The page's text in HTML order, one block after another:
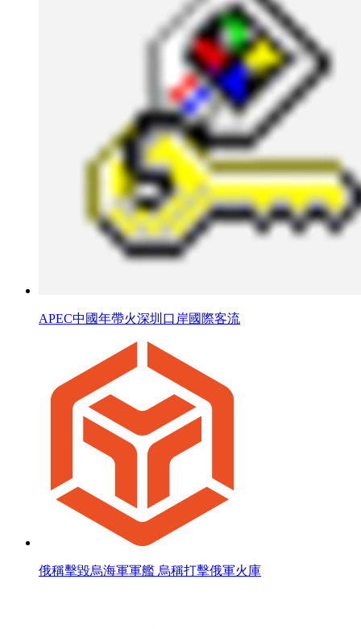
APEC中國年帶火深圳口岸國際客流
俄稱擊毀烏海軍軍艦 烏稱打擊俄軍火庫